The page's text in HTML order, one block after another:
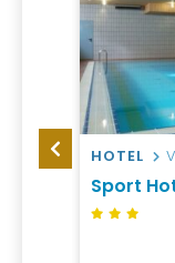
HOTEL
Sport